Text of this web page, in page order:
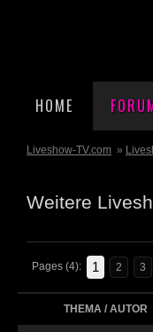
HOME
Liveshow-TV.com »
Weitere
Pages (4): 1 2 3
THEMA / AUTOR